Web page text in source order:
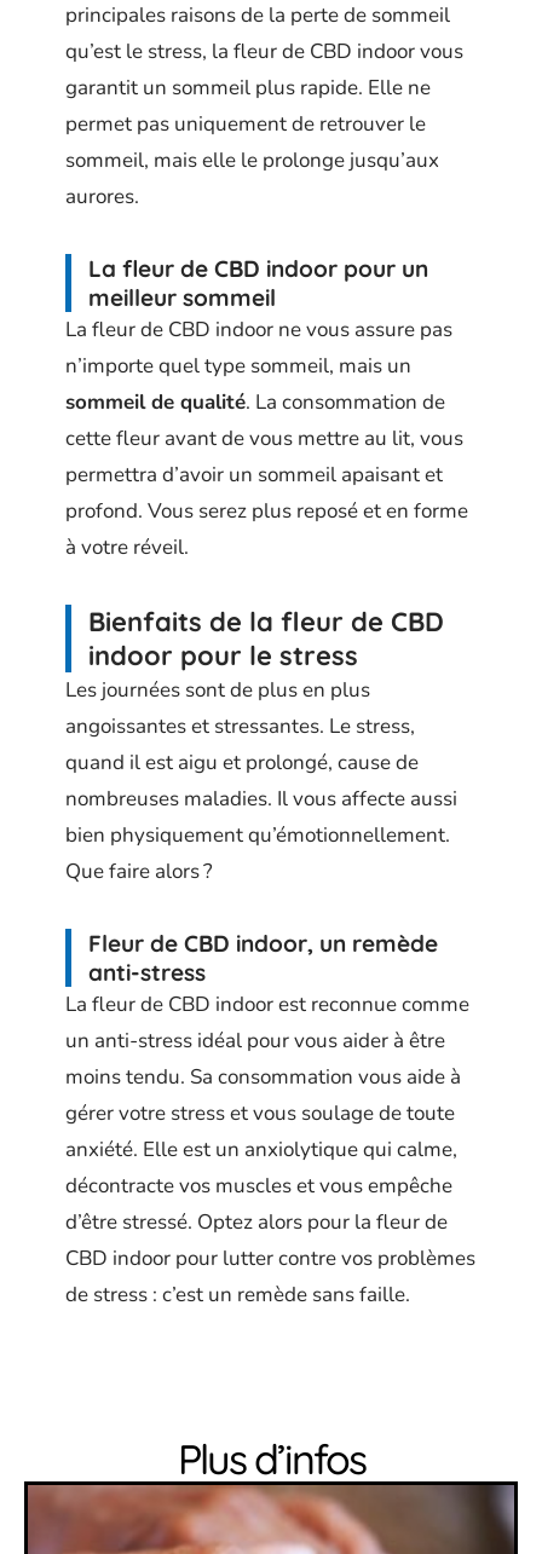
principales raisons de la perte de sommeil
qu’est le stress, la fleur de CBD indoor vous
garantit un sommeil plus rapide. Elle ne
permet pas uniquement de retrouver le
sommeil, mais elle le prolonge jusqu’aux
aurores.
La fleur de CBD indoor pour un
meilleur sommeil
La fleur de CBD indoor ne vous assure pas
n’importe quel type sommeil, mais un
sommeil de qualité. La consommation de
cette fleur avant de vous mettre au lit, vous
permettra d’avoir un sommeil apaisant et
profond. Vous serez plus reposé et en forme
à votre réveil.
Bienfaits de la fleur de CBD
indoor pour le stress
Les journées sont de plus en plus
angoissantes et stressantes. Le stress,
quand il est aigu et prolongé, cause de
nombreuses maladies. Il vous affecte aussi
bien physiquement qu’émotionnellement.
Que faire alors ?
Fleur de CBD indoor, un remède
anti-stress
La fleur de CBD indoor est reconnue comme
un anti-stress idéal pour vous aider à être
moins tendu. Sa consommation vous aide à
gérer votre stress et vous soulage de toute
anxiété. Elle est un anxiolytique qui calme,
décontracte vos muscles et vous empêche
d’être stressé. Optez alors pour la fleur de
CBD indoor pour lutter contre vos problèmes
de stress : c’est un remède sans faille.
Plus d’infos